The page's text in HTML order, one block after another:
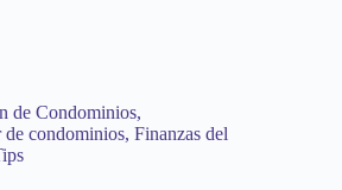
de Condominios,
condominios, Finanzas del